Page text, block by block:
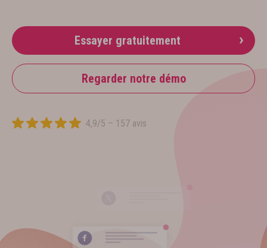
Essayer gratuitement
Regarder notre démo
4,9/5 – 157 avis